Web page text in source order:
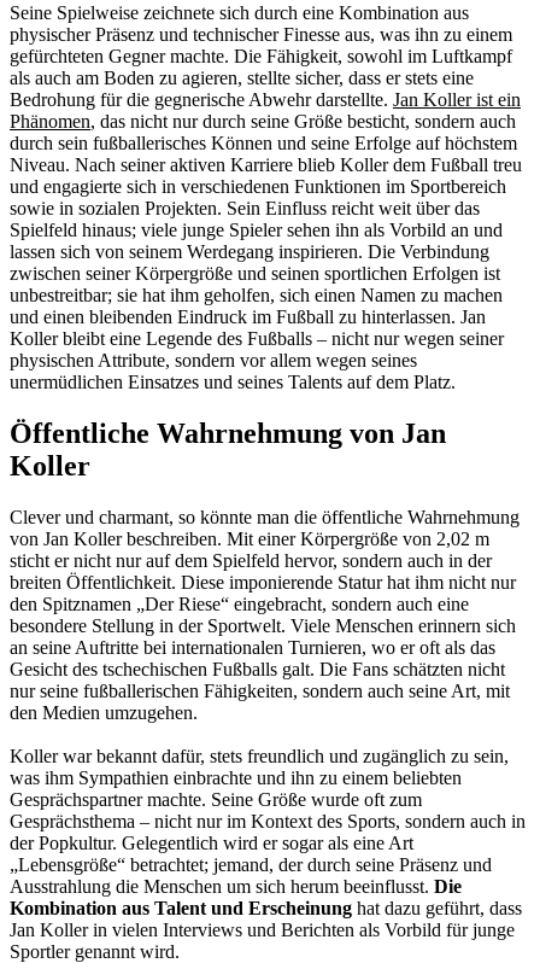
Seine Spielweise zeichnete sich durch eine Kombination aus
physischer Präsenz und technischer Finesse aus, was ihn zu einem
gefürchteten Gegner machte. Die Fähigkeit, sowohl im Luftkampf
als auch am Boden zu agieren, stellte sicher, dass er stets eine
Bedrohung für die gegnerische Abwehr darstellte. Jan Koller ist ein
Phänomen, das nicht nur durch seine Größe besticht, sondern auch
durch sein fußballerisches Können und seine Erfolge auf höchstem
Niveau. Nach seiner aktiven Karriere blieb Koller dem Fußball treu
und engagierte sich in verschiedenen Funktionen im Sportbereich
sowie in sozialen Projekten. Sein Einfluss reicht weit über das
Spielfeld hinaus; viele junge Spieler sehen ihn als Vorbild an und
lassen sich von seinem Werdegang inspirieren. Die Verbindung
zwischen seiner Körpergröße und seinen sportlichen Erfolgen ist
unbestreitbar; sie hat ihm geholfen, sich einen Namen zu machen
und einen bleibenden Eindruck im Fußball zu hinterlassen. Jan
Koller bleibt eine Legende des Fußballs – nicht nur wegen seiner
physischen Attribute, sondern vor allem wegen seines
unermüdlichen Einsatzes und seines Talents auf dem Platz.
Öffentliche Wahrnehmung von Jan
Koller
Clever und charmant, so könnte man die öffentliche Wahrnehmung
von Jan Koller beschreiben. Mit einer Körpergröße von 2,02 m
sticht er nicht nur auf dem Spielfeld hervor, sondern auch in der
breiten Öffentlichkeit. Diese imponierende Statur hat ihm nicht nur
den Spitznamen „Der Riese“ eingebracht, sondern auch eine
besondere Stellung in der Sportwelt. Viele Menschen erinnern sich
an seine Auftritte bei internationalen Turnieren, wo er oft als das
Gesicht des tschechischen Fußballs galt. Die Fans schätzten nicht
nur seine fußballerischen Fähigkeiten, sondern auch seine Art, mit
den Medien umzugehen.
Koller war bekannt dafür, stets freundlich und zugänglich zu sein,
was ihm Sympathien einbrachte und ihn zu einem beliebten
Gesprächspartner machte. Seine Größe wurde oft zum
Gesprächsthema – nicht nur im Kontext des Sports, sondern auch in
der Popkultur. Gelegentlich wird er sogar als eine Art
„Lebensgröße“ betrachtet; jemand, der durch seine Präsenz und
Ausstrahlung die Menschen um sich herum beeinflusst. Die
Kombination aus Talent und Erscheinung hat dazu geführt, dass
Jan Koller in vielen Interviews und Berichten als Vorbild für junge
Sportler genannt wird.